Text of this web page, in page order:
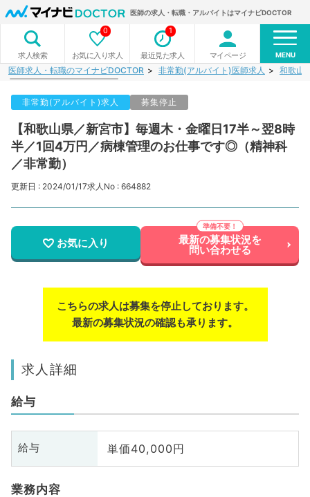
医師の求人・転職・アルバイトはマイナビDOCTOR
求人検索 お気に入り求人
0
最近見た求人
1
マイページ MENU
医師求人・転職のマイナビDOCTOR 非常勤(アルバイト)医師求人 和歌山
非常勤(アルバイト)求人 募集停止
【和歌山県／新宮市】毎週木・金曜日17半～翌8時
半／1回4万円／病棟管理のお仕事です◎（精神科
／非常勤）
更新日 : 2024/01/17求人No : 664882
お気に入り 最新の募集状況を
問い合わせる
こちらの求人は募集を停止しております。
最新の募集状況の確認も承ります。
求人詳細
給与
給与 単価40,000円
業務内容